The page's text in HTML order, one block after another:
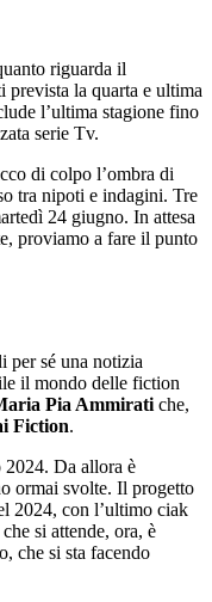
riguarda il
la quarta e ultima
l’ultima stagione fino
serie Tv.
di colpo l’ombra di
tra nipoti e indagini. Tre
24 giugno. In attesa
proviamo a fare il punto
per sé una notizia
il mondo delle fiction
Pia Ammirati che,
Fiction.
2024. Da allora è
ormai svolte. Il progetto
2024, con l’ultimo ciak
si attende, ora, è
che si sta facendo